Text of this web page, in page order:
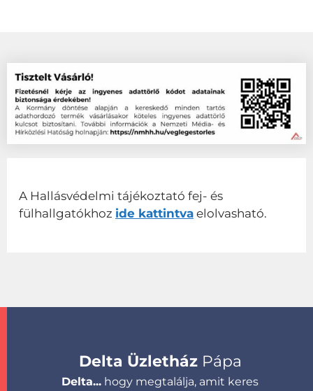
A Hallásvédelmi tájékoztató fej- és
fülhallgatókhoz ide kattintva elolvasható.
Delta ÜzletházPápa
Delta... hogy megtalálja, amit keres